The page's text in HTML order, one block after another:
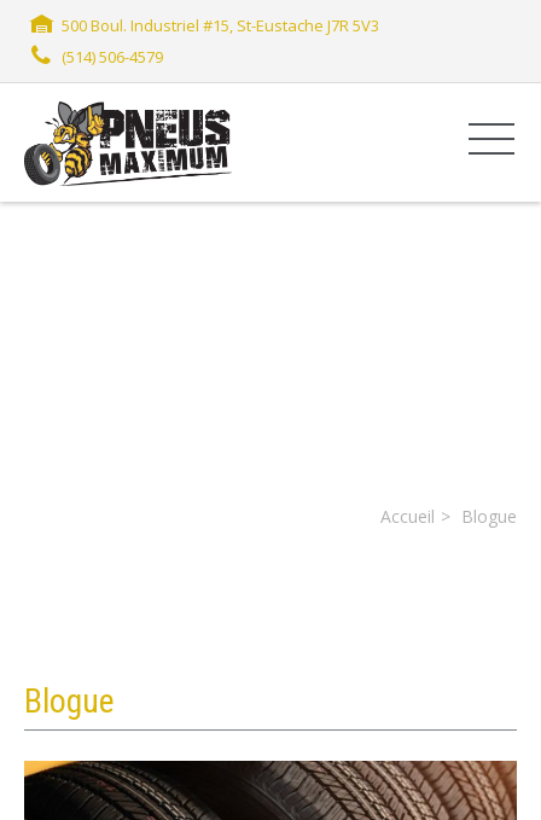
500 Boul. Industriel #15, St-Eustache J7R 5V3
(514) 506-4579
Accueil Blogue
Blogue